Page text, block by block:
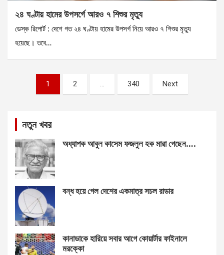
২৪ ঘণ্টায় হামের উপসর্গে আরও ৭ শিশুর মৃত্যু
ডেস্ক রিপোর্ট : দেশে গত ২৪ ঘণ্টায় হামের উপসর্গ নিয়ে আরও ৭ শিশুর মৃত্যু
হয়েছে। তবে…
pagination
1 2 … 340 Next
নতুন খবর
অধ্যাপক আবুল কাসেম ফজলুল হক মারা গেছেন….
বন্ধ হয়ে গেল দেশের একমাত্র সচল রাডার
কানাডাকে হারিয়ে সবার আগে কোয়ার্টার ফাইনালে
মরক্কো